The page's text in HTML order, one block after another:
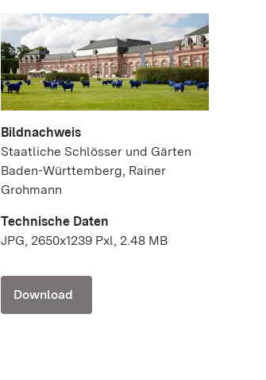
Bildnachweis
Staatliche Schlösser und Gärten
Baden-Württemberg, Rainer
Grohmann
Technische Daten
JPG, 2650x1239 Pxl, 2.48 MB
Download